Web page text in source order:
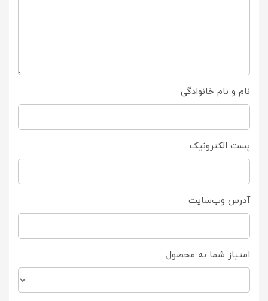
نام و نام خانوادگی
پست الکترونیک
آدرس وب‌سایت
امتیاز شما به محصول